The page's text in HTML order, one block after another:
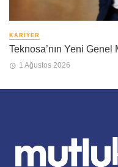
KARIYER
Teknosa’nın Yeni
1 Ağustos 2026